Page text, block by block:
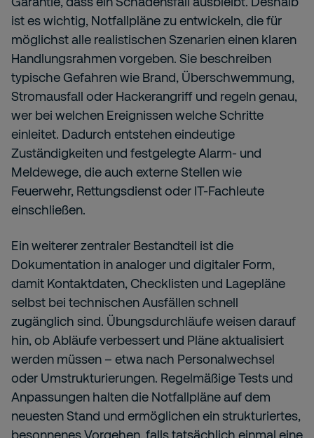
ist es wichtig, Notfallpläne zu entwickeln, die für
möglichst alle realistischen Szenarien einen klaren
Handlungsrahmen vorgeben. Sie beschreiben
typische Gefahren wie Brand, Überschwemmung,
Stromausfall oder Hackerangriff und regeln genau,
wer bei welchen Ereignissen welche Schritte
einleitet. Dadurch entstehen eindeutige
Zuständigkeiten und festgelegte Alarm- und
Meldewege, die auch externe Stellen wie
Feuerwehr, Rettungsdienst oder IT-Fachleute
einschließen.
Ein weiterer zentraler Bestandteil ist die
Dokumentation in analoger und digitaler Form,
damit Kontaktdaten, Checklisten und Lagepläne
selbst bei technischen Ausfällen schnell
zugänglich sind. Übungsdurchläufe weisen darauf
hin, ob Abläufe verbessert und Pläne aktualisiert
werden müssen – etwa nach Personalwechsel
oder Umstrukturierungen. Regelmäßige Tests und
Anpassungen halten die Notfallpläne auf dem
neuesten Stand und ermöglichen ein strukturiertes,
besonnenes Vorgehen, falls tatsächlich einmal eine